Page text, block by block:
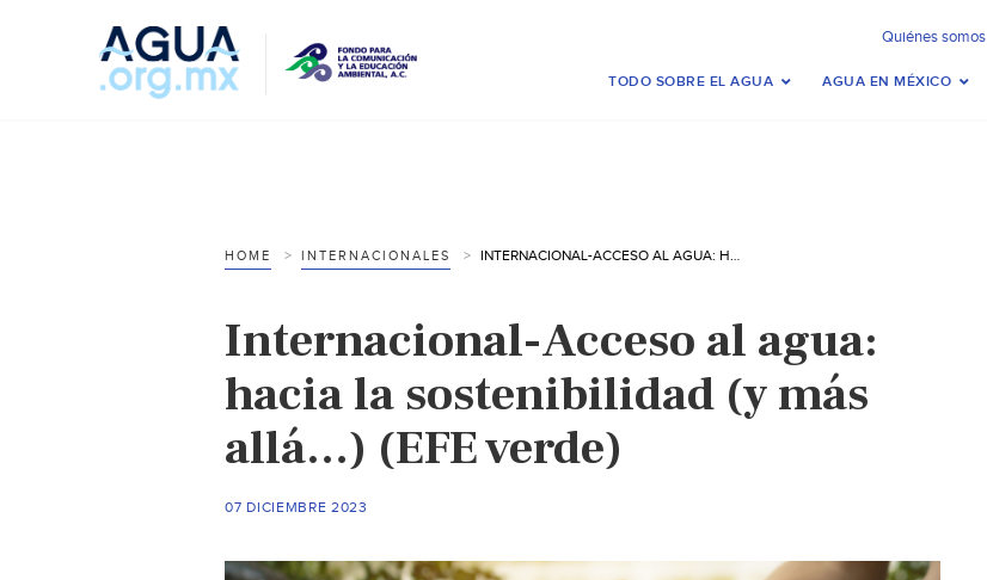
Quiénes somos
TODO SOBRE EL AGUA AGUA EN MÉXICO
HOME INTERNACIONALES INTERNACIONAL-ACCESO AL AGUA: HACIA LA SOSTENIBILIDAD (Y MÁS ALLÁ…) (EFE VERDE)
Internacional-Acceso al agua:
hacia la sostenibilidad (y más
allá…) (EFE verde)
07 DICIEMBRE 2023